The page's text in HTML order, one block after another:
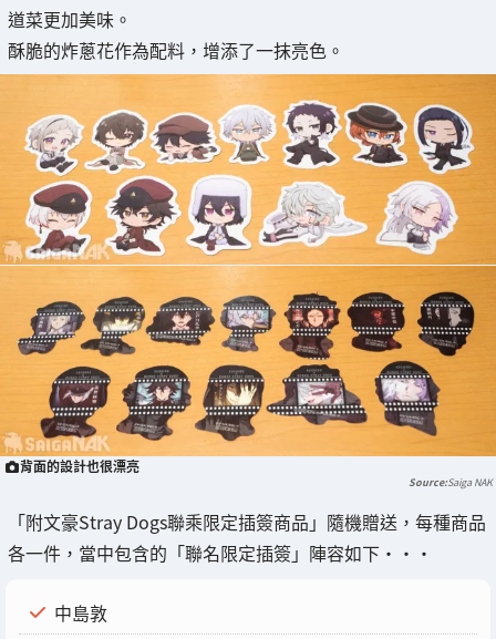
道菜更加美味。
酥脆的炸蔥花作為配料，增添了一抹亮色。
背面的設計也很漂亮
Saiga NAK
「附文豪Stray Dogs聯乘限定插簽商品」隨機贈送，每種商品
各一件，當中包含的「聯名限定插簽」陣容如下・・・
中島敦